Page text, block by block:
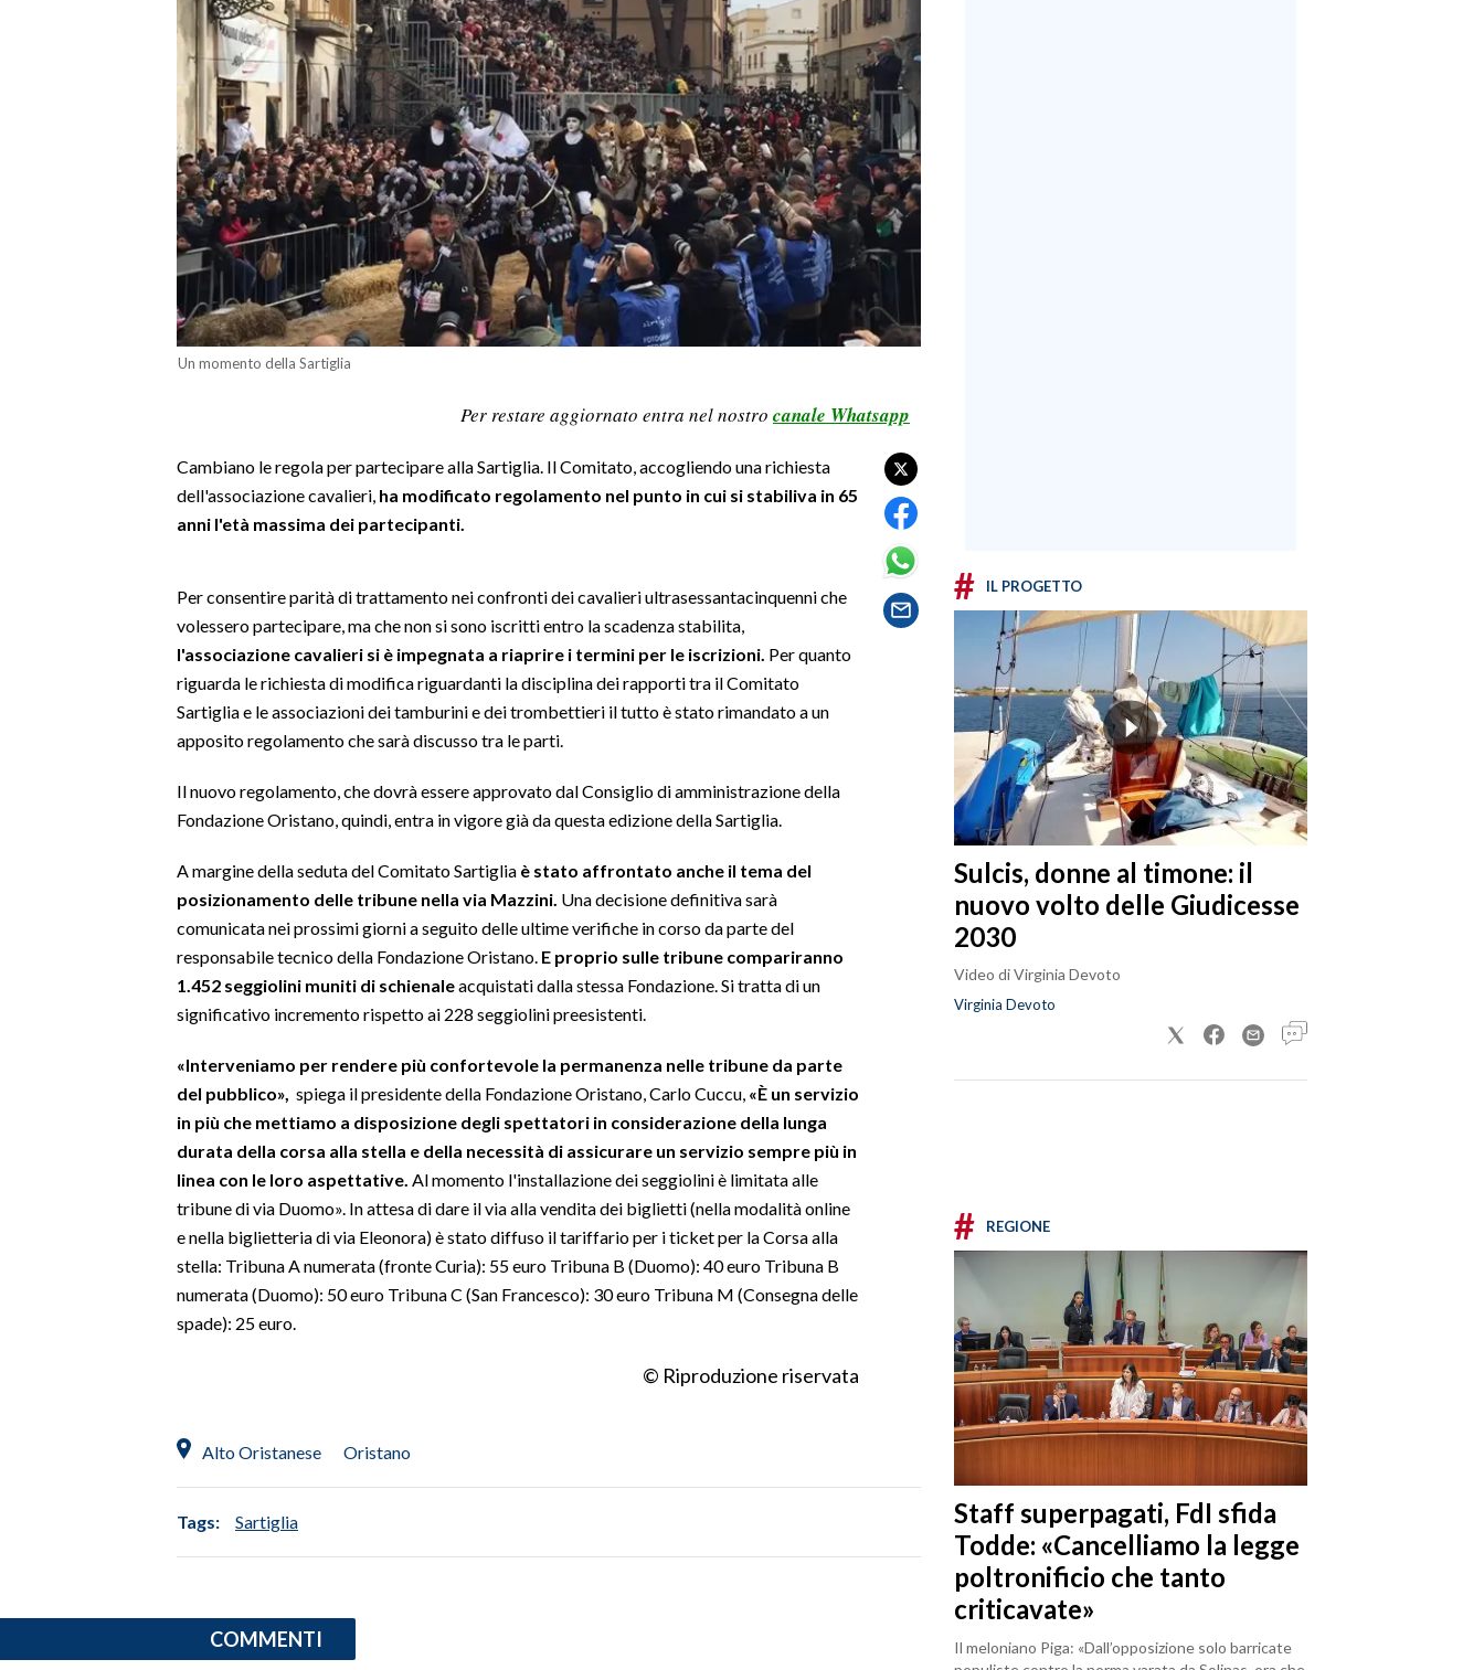
SERVIZI ALLE IMPRESE
Un momento della Sartiglia
Per restare aggiornato entra nel nostro canale Whatsapp
Cambiano le regola per partecipare alla Sartiglia. Il Comitato, accogliendo una richiesta
dell'associazione cavalieri, ha modificato regolamento nel punto in cui si stabiliva in 65
anni l'età massima dei partecipanti.
Per consentire parità di trattamento nei confronti dei cavalieri ultrasessantacinquenni che
volessero partecipare, ma che non si sono iscritti entro la scadenza stabilita,
l'associazione cavalieri si è impegnata a riaprire i termini per le iscrizioni. Per quanto
riguarda le richiesta di modifica riguardanti la disciplina dei rapporti tra il Comitato
Sartiglia e le associazioni dei tamburini e dei trombettieri il tutto è stato rimandato a un
apposito regolamento che sarà discusso tra le parti.
Il nuovo regolamento, che dovrà essere approvato dal Consiglio di amministrazione della
Fondazione Oristano, quindi, entra in vigore già da questa edizione della Sartiglia.
A margine della seduta del Comitato Sartiglia è stato affrontato anche il tema del
posizionamento delle tribune nella via Mazzini. Una decisione definitiva sarà
comunicata nei prossimi giorni a seguito delle ultime verifiche in corso da parte del
responsabile tecnico della Fondazione Oristano. E proprio sulle tribune compariranno
1.452 seggiolini muniti di schienaleacquistati dalla stessa Fondazione. Si tratta di un
significativo incremento rispetto ai 228 seggiolini preesistenti.
«Interveniamo per rendere più confortevole la permanenza nelle tribune da parte
del pubblico», spiega il presidente della Fondazione Oristano, Carlo Cuccu, «È un servizio
in più che mettiamo a disposizione degli spettatori in considerazione della lunga
durata della corsa alla stella e della necessità di assicurare un servizio sempre più in
linea con le loro aspettative. Al momento l'installazione dei seggiolini è limitata alle
tribune di via Duomo». In attesa di dare il via alla vendita dei biglietti (nella modalità online
e nella biglietteria di via Eleonora) è stato diffuso il tariffario per i ticket per la Corsa alla
stella: Tribuna A numerata (fronte Curia): 55 euro Tribuna B (Duomo): 40 euro Tribuna B
numerata (Duomo): 50 euro Tribuna C (San Francesco): 30 euro Tribuna M (Consegna delle
spade): 25 euro.
© Riproduzione riservata
Alto Oristanese Oristano
Tags: Sartiglia
COMMENTI
# IL PROGETTO
Sulcis, donne al timone: il
nuovo volto delle Giudicesse
2030
Video di Virginia Devoto
Virginia Devoto
# REGIONE
Staff superpagati, FdI sfida
Todde: «Cancelliamo la legge
poltronificio che tanto
criticavate»
Il meloniano Piga: «Dall’opposizione solo barricate